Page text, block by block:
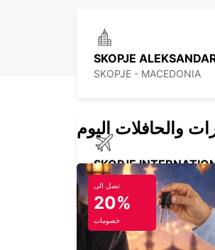
SKOPJE - MACEDONIA
SKOPJE - MACEDONIA
تصل الى
20%
خصومات